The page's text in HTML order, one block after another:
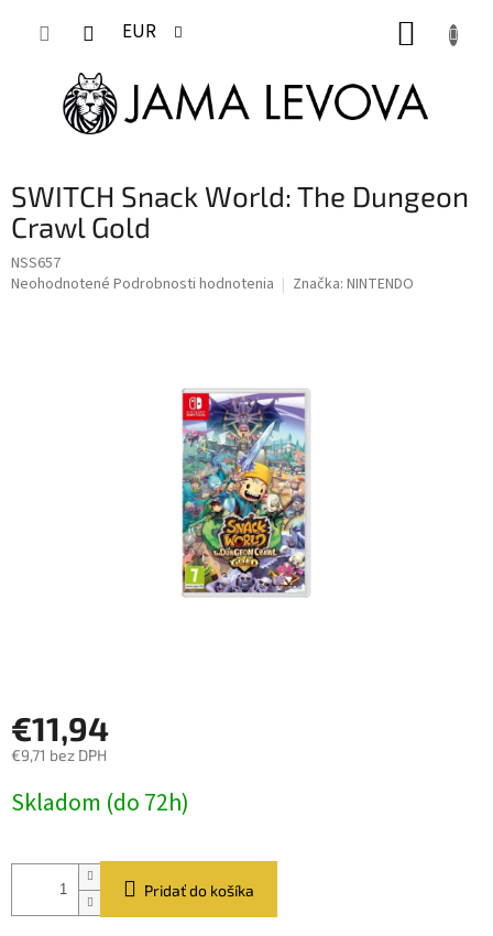
EUR
SWITCH Snack World: The Dungeon
Crawl Gold
NSS657
Priemerné
Neohodnotené Podrobnosti hodnotenia Značka: NINTENDO
€11,94
€9,71 bez DPH
cena:
Skladom (do 72h)
Pridať do košíka